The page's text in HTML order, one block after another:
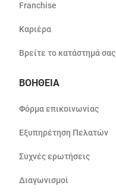
Franchise
Καριέρα
Βρείτε το κατάστημά σας
ΒΟΗΘΕΙΑ
Φόρμα επικοινωνίας
Εξυπηρέτηση Πελατών
Συχνές ερωτήσεις
Διαγωνισμοί